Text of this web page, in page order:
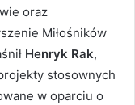
oraz
Miłośników
Henryk Rak,
stosownych
w oparciu o